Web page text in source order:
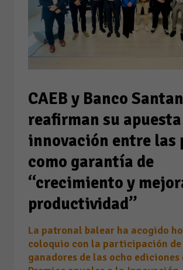
CAEB y Banco
reafirman su
innovación entre las
como garantía de
“crecimiento y
productividad”
La patronal balear ha acogido
coloquio con la participación
ganadores de las ocho ediciones